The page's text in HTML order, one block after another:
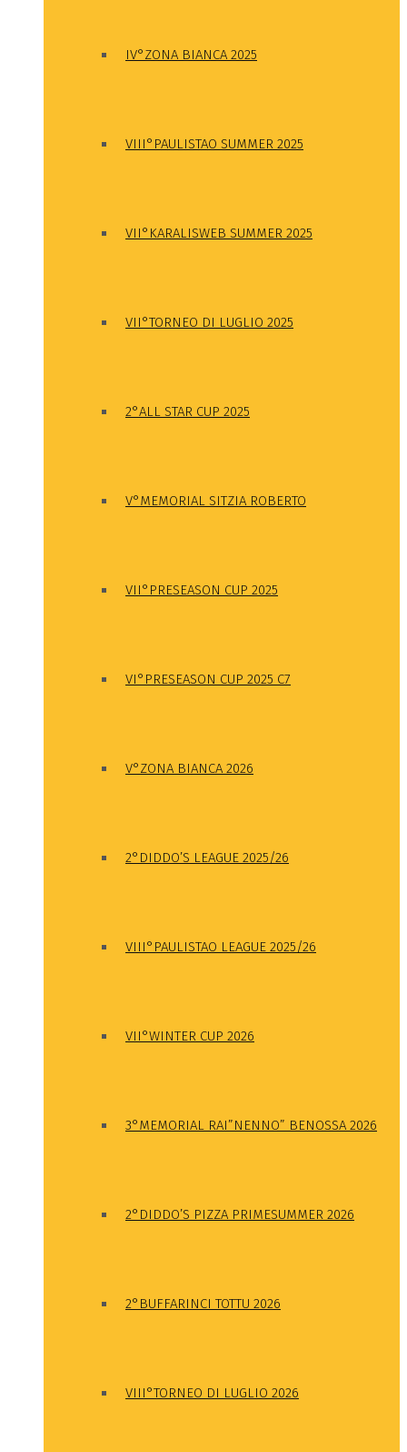
IV°ZONA BIANCA 2025
VIII°PAULISTAO SUMMER 2025
VII°KARALISWEB SUMMER 2025
VII°TORNEO DI LUGLIO 2025
2°ALL STAR CUP 2025
V°MEMORIAL SITZIA ROBERTO
VII°PRESEASON CUP 2025
VI°PRESEASON CUP 2025 C7
V°ZONA BIANCA 2026
2°DIDDO’S LEAGUE 2025/26
VIII°PAULISTAO LEAGUE 2025/26
VII°WINTER CUP 2026
3°MEMORIAL RAI”NENNO” BENOSSA 2026
2°DIDDO’S PIZZA PRIMESUMMER 2026
2°BUFFARINCI TOTTU 2026
VIII°TORNEO DI LUGLIO 2026